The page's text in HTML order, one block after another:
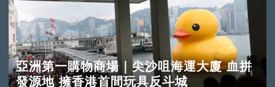
亞洲第一購物商場｜尖沙咀海運大廈 血拼
發源地 擁香港首間玩具反斗城